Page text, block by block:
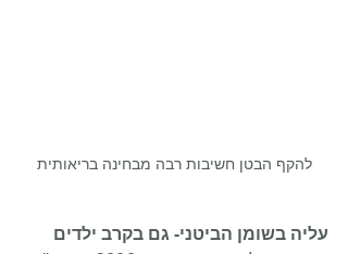
להקף הבטן חשיבות רבה מבחינה בריאותית
עליה בשומן הביטני- גם בקרב ילדים